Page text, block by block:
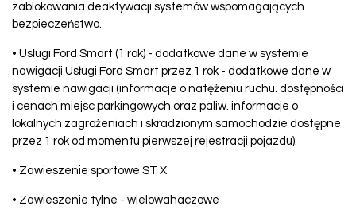
zablokowania deaktywacji systemów wspomagających
bezpieczeństwo.
• Usługi Ford Smart (1 rok) - dodatkowe dane w systemie
nawigacji Usługi Ford Smart przez 1 rok - dodatkowe dane w
systemie nawigacji (informacje o natężeniu ruchu. dostępności
i cenach miejsc parkingowych oraz paliw. informacje o
lokalnych zagrożeniach i skradzionym samochodzie dostępne
przez 1 rok od momentu pierwszej rejestracji pojazdu).
• Zawieszenie sportowe ST X
• Zawieszenie tylne - wielowahaczowe